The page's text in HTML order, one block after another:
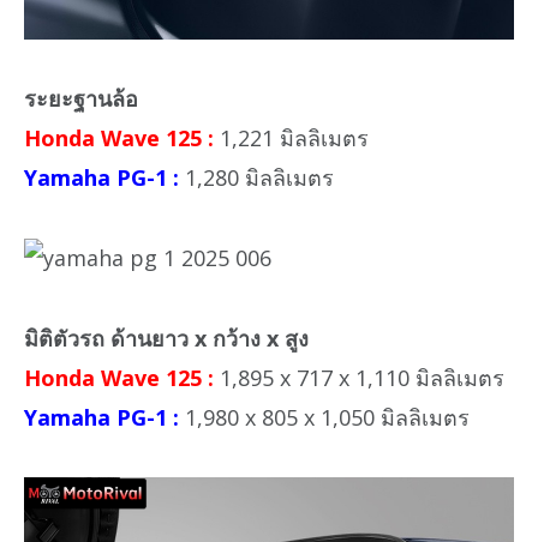
ระยะฐานล้อ
Honda Wave 125 : 1,221 มิลลิเมตร
Yamaha PG-1 : 1,280 มิลลิเมตร
มิติตัวรถ ด้านยาว x กว้าง x สูง
Honda Wave 125 : 1,895 x 717 x 1,110 มิลลิเมตร
Yamaha PG-1 : 1,980 x 805 x 1,050 มิลลิเมตร